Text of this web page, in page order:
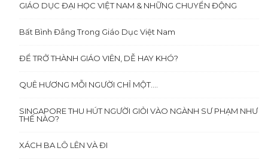
GIÁO DỤC ĐẠI HỌC VIỆT NAM & NHỮNG CHUYỂN ĐỘNG
Bất Bình Đẳng Trong Giáo Dục Việt Nam
ĐỂ TRỞ THÀNH GIÁO VIÊN, DỄ HAY KHÓ?
QUÊ HƯƠNG MỖI NGƯỜI CHỈ MỘT….
SINGAPORE THU HÚT NGƯỜI GIỎI VÀO NGÀNH SƯ PHẠM NHƯ
THẾ NÀO?
XÁCH BA LÔ LÊN VÀ ĐI